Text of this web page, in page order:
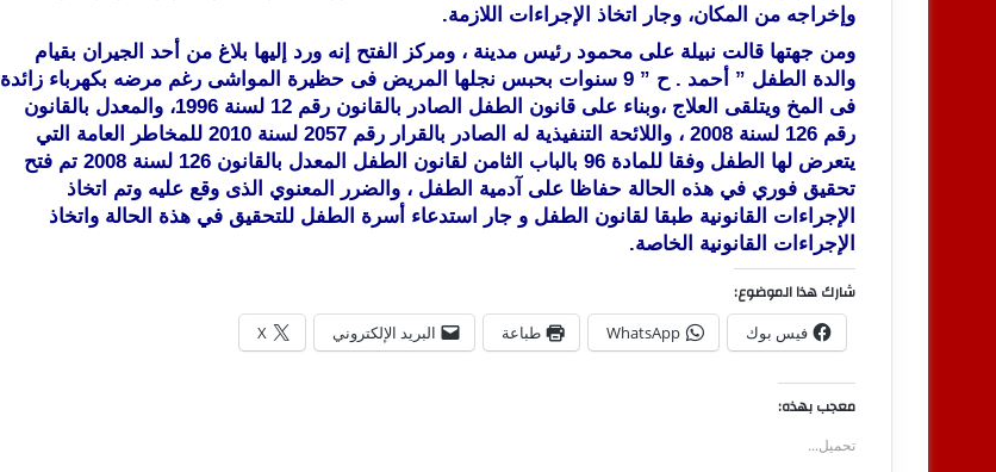
وإخراجه من المكان، وجار اتخاذ الإجراءات اللازمة.
ومن جهتها قالت نبيلة على محمود رئيس مدينة ، ومركز الفتح إنه ورد إليها بلاغ من أحد الجيران بقيام
والدة الطفل ” أحمد . ح ” 9 سنوات بحبس نجلها المريض فى حظيرة المواشى رغم مرضه بكهرباء زائدة
فى المخ ويتلقى العلاج ،وبناء على قانون الطفل الصادر بالقانون رقم 12 لسنة 1996، والمعدل بالقانون
رقم 126 لسنة 2008 ، واللائحة التنفيذية له الصادر بالقرار رقم 2057 لسنة 2010 للمخاطر العامة التي
يتعرض لها الطفل وفقا للمادة 96 بالباب الثامن لقانون الطفل المعدل بالقانون 126 لسنة 2008 تم فتح
تحقيق فوري في هذه الحالة حفاظا على آدمية الطفل ، والضرر المعنوي الذى وقع عليه وتم اتخاذ
الإجراءات القانونية طبقا لقانون الطفل و جار استدعاء أسرة الطفل للتحقيق في هذة الحالة واتخاذ
الإجراءات القانونية الخاصة.
شارك هذا الموضوع:
فيس بوك WhatsApp طباعة البريد الإلكتروني X
معجب بهذه:
تحميل...